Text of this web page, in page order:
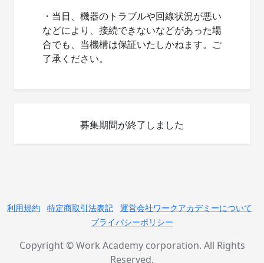
・当日、機器のトラブルや回線状況が悪い
などにより、接続できないなどがあった場
合でも、当機構は保証いたしかねます。ご
了承ください。
募集期間が終了しました
利用規約 特定商取引法表記
運営会社ワークアカデミーについて
プライバシーポリシー
Copyright © Work Academy corporation. All Rights
Reserved.